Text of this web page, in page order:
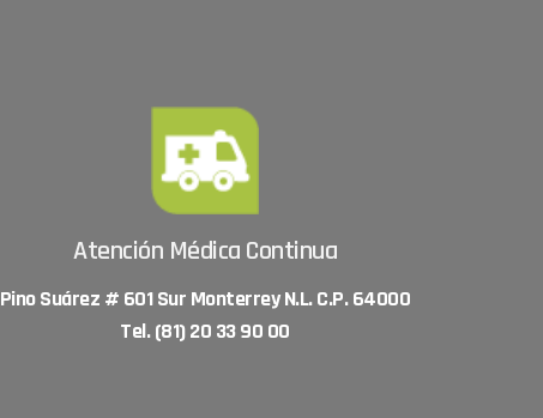
Atención Médica Continua
Pino Suárez # 601 Sur Monterrey N.L. C.P. 64000
Tel. (81) 20 33 90 00